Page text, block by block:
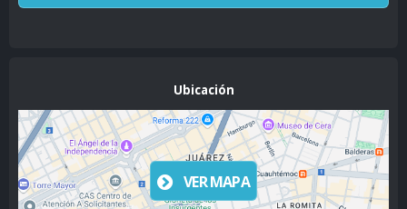
Ubicación
VER MAPA